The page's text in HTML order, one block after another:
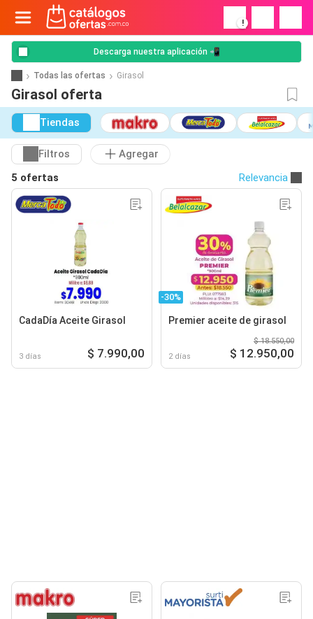
!
Descarga nuestra aplicación 📲
Todas las ofertas Girasol
Girasol oferta
Tiendas
Filtros
Agregar
5 ofertas
Relevancia
CadaDía Aceite Girasol
3 días $ 7.990,00
-30%
Premier aceite de girasol
2 días
$ 18.550,00
$ 12.950,00